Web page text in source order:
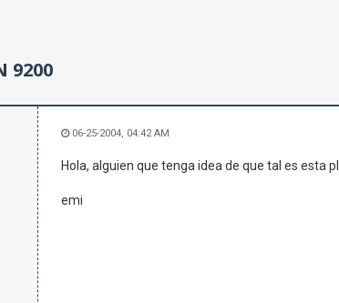
9200
06-25-2004, 04:42 AM
Hola, alguien que tenga idea de que tal es esta
emi